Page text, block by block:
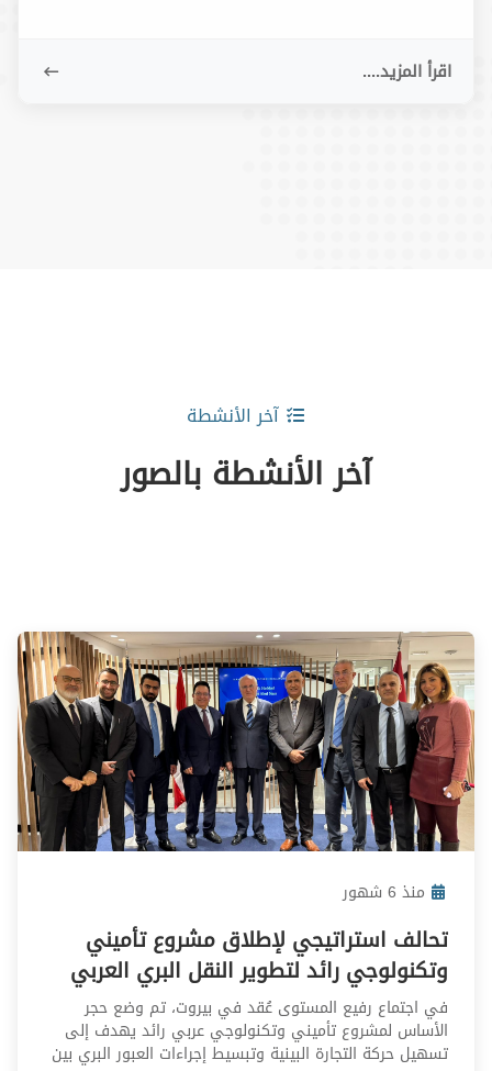
إقليمي.
اقرأ المزيد....
آخر الأنشطة
آخر الأنشطة بالصور
منذ 6 شهور
تحالف استراتيجي لإطلاق مشروع تأميني
وتكنولوجي رائد لتطوير النقل البري العربي
في اجتماع رفيع المستوى عُقد في بيروت، تم وضع حجر
الأساس لمشروع تأميني وتكنولوجي عربي رائد يهدف إلى
تسهيل حركة التجارة البينية وتبسيط إجراءات العبور البري بين